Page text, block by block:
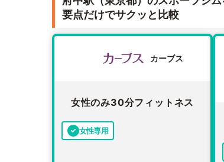
要点だけでサクッと比較
カーブス
女性のみ30分フィットネス
女性専用